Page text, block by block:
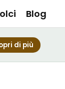
Blog
di più